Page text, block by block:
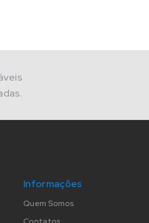
Informações
Quem Somos